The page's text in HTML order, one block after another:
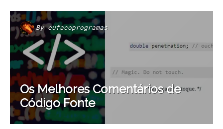
Byeufacoprogramas
Os Melhores Comentários de
Código Fonte